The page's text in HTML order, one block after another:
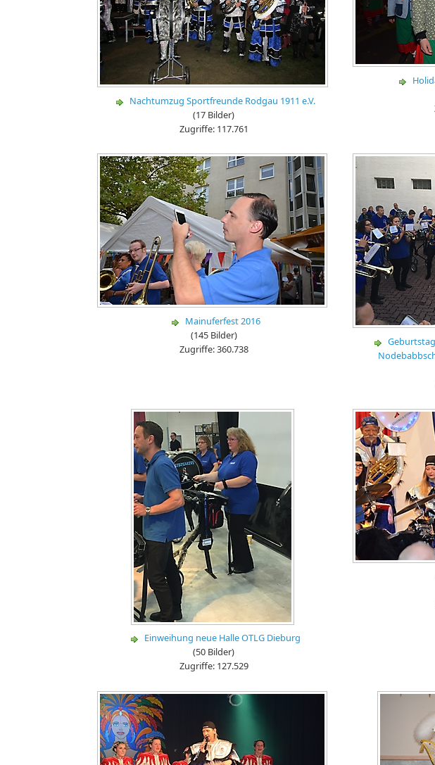
Nachtumzug Sportfreunde Rodgau 1911 e.V.
(17 Bilder)
Zugriffe: 117.761
Mainuferfest 2016
(145 Bilder)
Zugriffe: 360.738
Einweihung neue Halle OTLG Dieburg
(50 Bilder)
Zugriffe: 127.529